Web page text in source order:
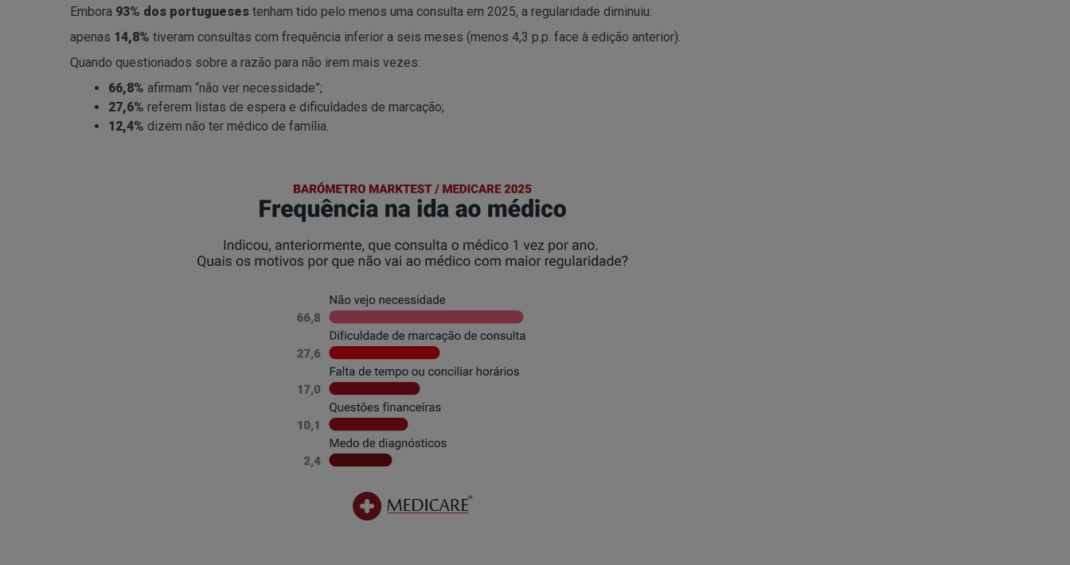
Embora 93% dos portugueses tenham tido pelo menos uma consulta em 2025, a regularidade diminuiu:
apenas 14,8% tiveram consultas com frequência inferior a seis meses (menos 4,3 p.p. face à edição anterior).
Quando questionados sobre a razão para não irem mais vezes:
66,8% afirmam “não ver necessidade”;
27,6% referem listas de espera e dificuldades de marcação;
12,4% dizem não ter médico de família.